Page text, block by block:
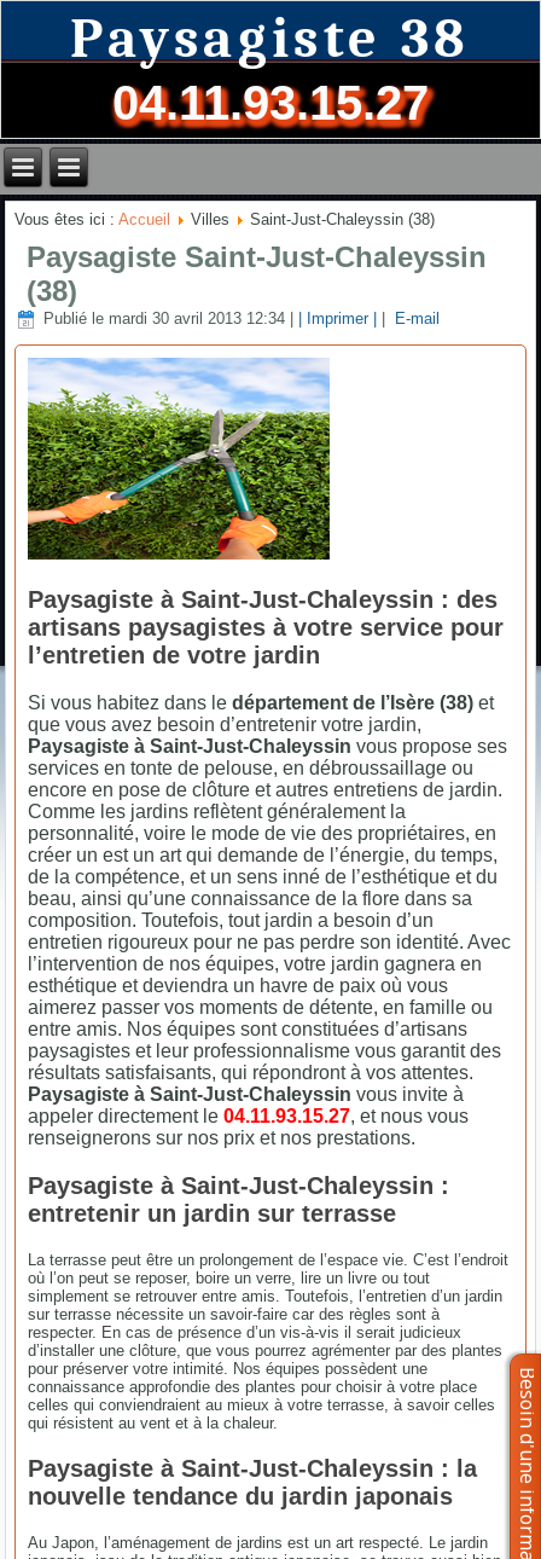
Paysagiste 38
04.11.93.15.27
Vous êtes ici :Accueil Villes Saint-Just-Chaleyssin (38)
Paysagiste Saint-Just-Chaleyssin
(38)
Publié le mardi 30 avril 2013 12:34 | Imprimer | E-mail
Paysagiste à Saint-Just-Chaleyssin : des
artisans paysagistes à votre service pour
l’entretien de votre jardin
Si vous habitez dans ledépartement de l’Isère (38) et
que vous avez besoin d’entretenir votre jardin,
Paysagiste à Saint-Just-Chaleyssinvous propose ses
services en tonte de pelouse, en débroussaillage ou
encore en pose de clôture et autres entretiens de jardin.
Comme les jardins reflètent généralement la
personnalité, voire le mode de vie des propriétaires, en
créer un est un art qui demande de l’énergie, du temps,
de la compétence, et un sens inné de l’esthétique et du
beau, ainsi qu’une connaissance de la flore dans sa
composition. Toutefois, tout jardin a besoin d’un
entretien rigoureux pour ne pas perdre son identité. Avec
l’intervention de nos équipes, votre jardin gagnera en
esthétique et deviendra un havre de paix où vous
aimerez passer vos moments de détente, en famille ou
entre amis. Nos équipes sont constituées d’artisans
paysagistes et leur professionnalisme vous garantit des
résultats satisfaisants, qui répondront à vos attentes.
Paysagiste à Saint-Just-Chaleyssinvous invite à
appeler directement le04.11.93.15.27, et nous vous
renseignerons sur nos prix et nos prestations.
Paysagiste à Saint-Just-Chaleyssin :
entretenir un jardin sur terrasse
La terrasse peut être un prolongement de l’espace vie. C’est l’endroit
où l’on peut se reposer, boire un verre, lire un livre ou tout
simplement se retrouver entre amis. Toutefois, l’entretien d’un jardin
sur terrasse nécessite un savoir-faire car des règles sont à
respecter. En cas de présence d’un vis-à-vis il serait judicieux
d’installer une clôture, que vous pourrez agrémenter par des plantes
pour préserver votre intimité. Nos équipes possèdent une
connaissance approfondie des plantes pour choisir à votre place
celles qui conviendraient au mieux à votre terrasse, à savoir celles
qui résistent au vent et à la chaleur.
Paysagiste à Saint-Just-Chaleyssin : la
nouvelle tendance du jardin japonais
Au Japon, l’aménagement de jardins est un art respecté. Le jardin